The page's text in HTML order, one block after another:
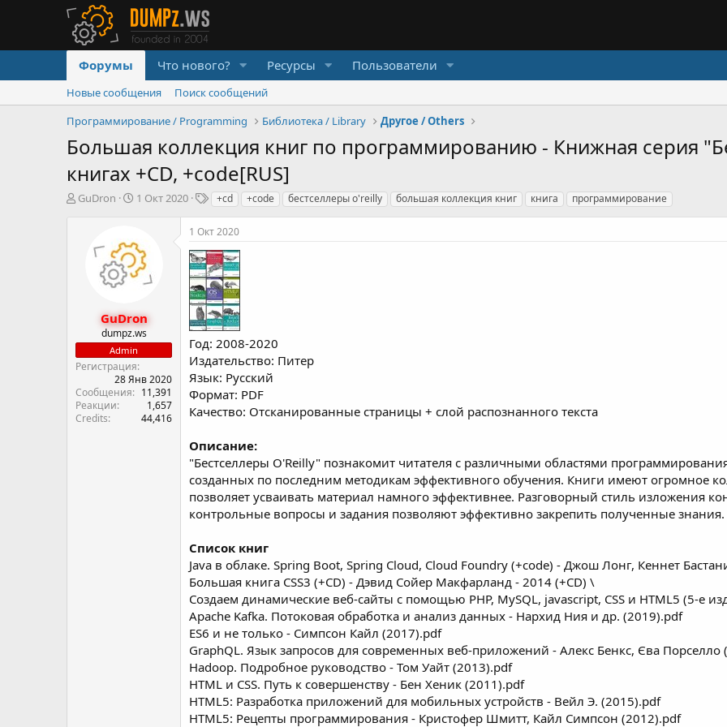
Форумы Что нового? Ресурсы Пользователи
Новые сообщения
Поиск сообщений
Программирование / Programming
Библиотека / Library Другое / Others
Большая коллекция книг по программированию - Книжная серия
книгах +CD, +code[RUS]
А
GuDron
Д
а
н
а
л
а
1 Окт 2020
Т
г
+cd +code бестселлеры o'reilly большая коллекция книг книга программирование
GuDron
dumpz.ws
Admin
Регистрация
28 Янв 2020
Сообщения
11,391
Реакции
1,657
Credits
44,416
1 Окт 2020
Год: 2008-2020
Издательство: Питер
Язык: Русский
Формат: PDF
Качество: Отсканированные страницы + слой распознанного текста
Описание:
"Бестселлеры O'Reilly" познакомит читателя с различными областями
созданных по последним методикам эффективного обучения. Книги имеют огромное
позволяет усваивать материал намного эффективнее. Разговорный стиль изложения
контрольные вопросы и задания позволяют эффективно закрепить полученные знания.
Список книг
Java в облаке. Spring Boot, Spring Cloud, Cloud Foundry (+code) - Джош Лонг, Кеннет
Большая книга CSS3 (+CD) - Дэвид Сойер Макфарланд - 2014 (+CD) \
Создаем динамические веб-сайты с помощью PHP, MySQL, jаvascript, CSS и HTML5 (5-е
Apache Kafka. Потоковая обработка и анализ данных - Нархид Ния и др. (2019).pdf
ES6 и не только - Симпсон Кайл (2017).pdf
GraphQL. Язык запросов для современных веб-приложений - Алекс Бенкс, Єва Порселло
Hadoop. Подробное руководство - Том Уайт (2013).pdf
HTML и CSS. Путь к совершенству - Бен Хеник (2011).pdf
HTML5: Разработка приложений для мобильных устройств - Вейл Э. (2015).pdf
HTML5: Рецепты программирования - Кристофер Шмитт, Кайл Симпсон (2012).pdf